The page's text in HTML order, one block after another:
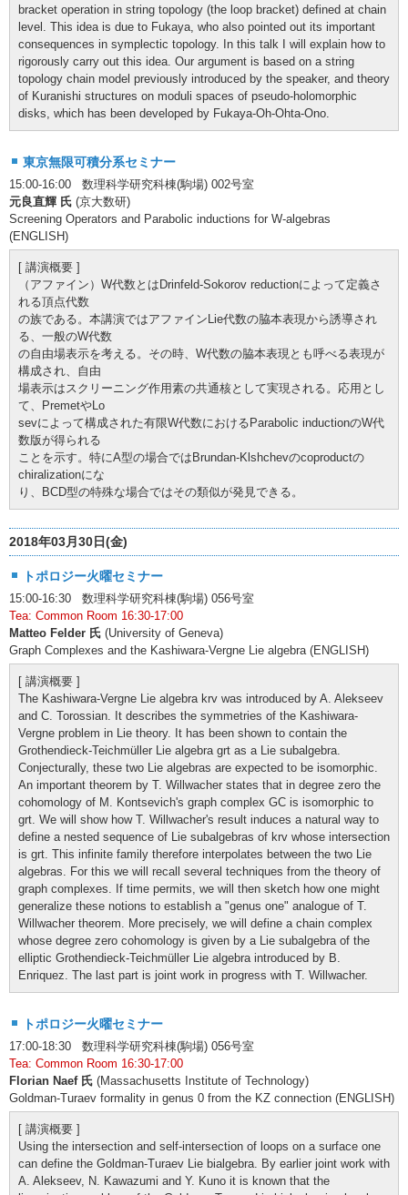
bracket operation in string topology (the loop bracket) defined at chain
level. This idea is due to Fukaya, who also pointed out its important
consequences in symplectic topology. In this talk I will explain how to
rigorously carry out this idea. Our argument is based on a string
topology chain model previously introduced by the speaker, and theory
of Kuranishi structures on moduli spaces of pseudo-holomorphic
disks, which has been developed by Fukaya-Oh-Ohta-Ono.
東京無限可積分系セミナー
15:00-16:00 数理科学研究科棟(駒場) 002号室
元良直輝 氏 (京大数研)
Screening Operators and Parabolic inductions for W-algebras
(ENGLISH)
[ 講演概要 ]
（アファイン）W代数とはDrinfeld-Sokorov reductionによって定義さ
れる頂点代数
の族である。本講演ではアファインLie代数の脇本表現から誘導され
る、一般のW代数
の自由場表示を考える。その時、W代数の脇本表現とも呼べる表現が
構成され、自由
場表示はスクリーニング作用素の共通核として実現される。応用とし
て、PremetやLo
sevによって構成された有限W代数におけるParabolic inductionのW代
数版が得られる
ことを示す。特にA型の場合ではBrundan-Klshchevのcoproductの
chiralizationにな
り、BCD型の特殊な場合ではその類似が発見できる。
2018年03月30日(金)
トポロジー火曜セミナー
15:00-16:30 数理科学研究科棟(駒場) 056号室
Tea: Common Room 16:30-17:00
Matteo Felder 氏 (University of Geneva)
Graph Complexes and the Kashiwara-Vergne Lie algebra (ENGLISH)
[ 講演概要 ]
The Kashiwara-Vergne Lie algebra krv was introduced by A. Alekseev
and C. Torossian. It describes the symmetries of the Kashiwara-
Vergne problem in Lie theory. It has been shown to contain the
Grothendieck-Teichmüller Lie algebra grt as a Lie subalgebra.
Conjecturally, these two Lie algebras are expected to be isomorphic.
An important theorem by T. Willwacher states that in degree zero the
cohomology of M. Kontsevich's graph complex GC is isomorphic to
grt. We will show how T. Willwacher's result induces a natural way to
define a nested sequence of Lie subalgebras of krv whose intersection
is grt. This infinite family therefore interpolates between the two Lie
algebras. For this we will recall several techniques from the theory of
graph complexes. If time permits, we will then sketch how one might
generalize these notions to establish a "genus one" analogue of T.
Willwacher theorem. More precisely, we will define a chain complex
whose degree zero cohomology is given by a Lie subalgebra of the
elliptic Grothendieck-Teichmüller Lie algebra introduced by B.
Enriquez. The last part is joint work in progress with T. Willwacher.
トポロジー火曜セミナー
17:00-18:30 数理科学研究科棟(駒場) 056号室
Tea: Common Room 16:30-17:00
Florian Naef 氏 (Massachusetts Institute of Technology)
Goldman-Turaev formality in genus 0 from the KZ connection (ENGLISH)
[ 講演概要 ]
Using the intersection and self-intersection of loops on a surface one
can define the Goldman-Turaev Lie bialgebra. By earlier joint work with
A. Alekseev, N. Kawazumi and Y. Kuno it is known that the